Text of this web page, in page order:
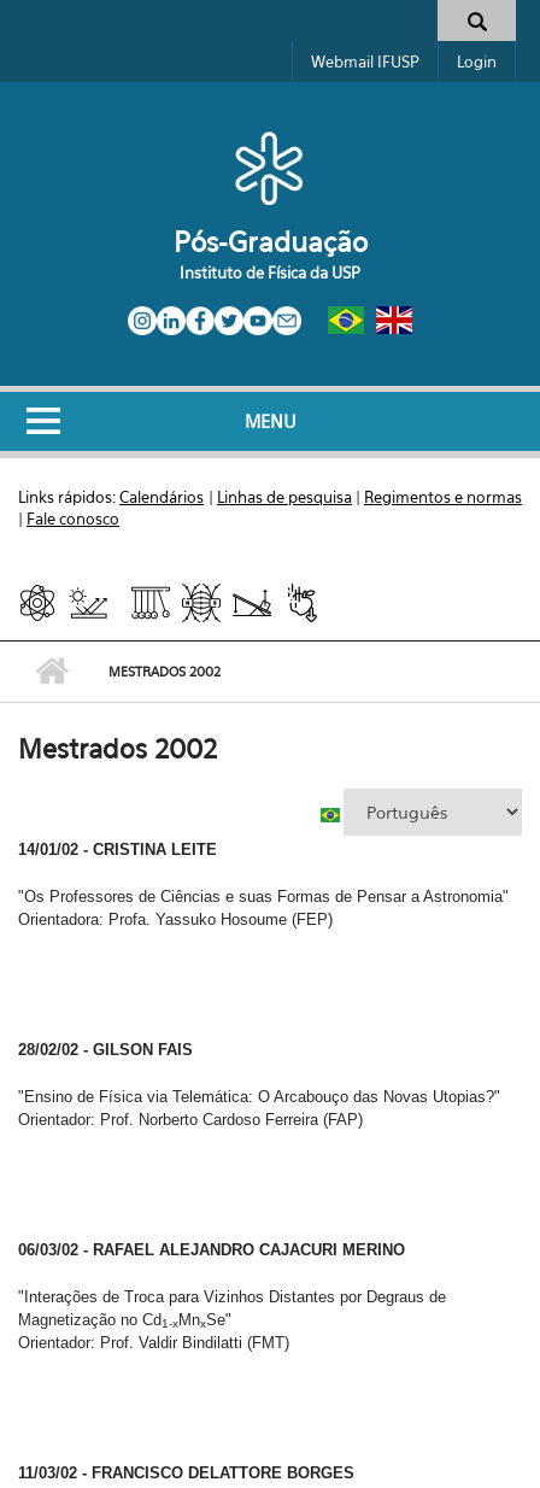
Formulário de busca
Webmail IFUSP Login
Pós-Graduação
Instituto de Física da USP
MENU
Links rápidos:Calendários | Linhas de pesquisa | Regimentos e normas
| Fale conosco
MESTRADOS 2002
Mestrados 2002
14/01/02 - CRISTINA LEITE
"Os Professores de Ciências e suas Formas de Pensar a Astronomia"
Orientadora: Profa. Yassuko Hosoume (FEP)
28/02/02 - GILSON FAIS
"Ensino de Física via Telemática: O Arcabouço das Novas Utopias?"
Orientador: Prof. Norberto Cardoso Ferreira (FAP)
06/03/02 - RAFAEL ALEJANDRO CAJACURI MERINO
"Interações de Troca para Vizinhos Distantes por Degraus de
Magnetização no Cd1-xMnxSe"
Orientador: Prof. Valdir Bindilatti (FMT)
11/03/02 - FRANCISCO DELATTORE BORGES